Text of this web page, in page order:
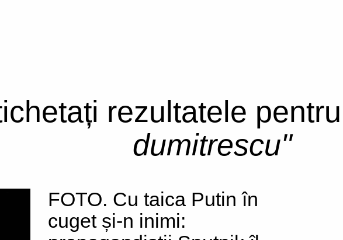
rezultatele pentru
dumitrescu"
FOTO. Cu taica Putin în
cuget și-n inimi: